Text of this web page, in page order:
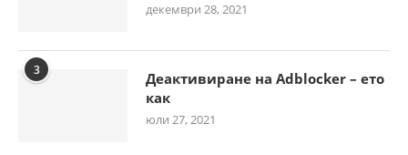
декември 28, 2021
3
Деактивиране на Adblocker – ето
как
юли 27, 2021